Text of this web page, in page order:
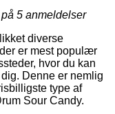
5 anmeldelser
diverse
er mest populær
hvor du kan
Denne er nemlig
type af
Sour Candy.